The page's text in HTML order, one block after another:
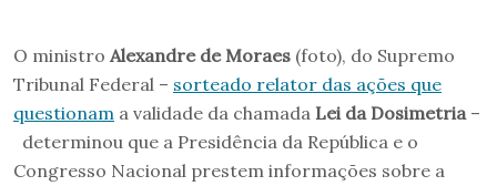
O ministro Alexandre de Moraes (foto), do Supremo
Tribunal Federal – sorteado relator das ações que
questionam a validade da chamada Lei da Dosimetria –
determinou que a Presidência da República e o
Congresso Nacional prestem informações sobre a